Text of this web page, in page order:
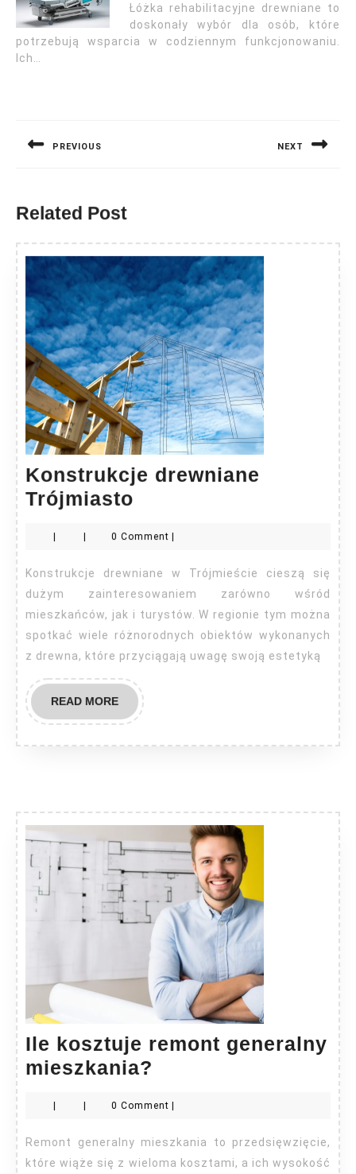
Łóżka rehabilitacyjne drewniane to
doskonały wybór dla osób, które
potrzebują wsparcia w codziennym funkcjonowaniu.
Ich…
PREVIOUS NEXT
Related Post
Konstrukcje drewniane
Trójmiasto
Trójmiasto
| | 0 Comment |
Konstrukcje drewniane w Trójmieście cieszą się
dużym zainteresowaniem zarówno wśród
mieszkańców, jak i turystów. W regionie tym można
spotkać wiele różnorodnych obiektów wykonanych
z drewna, które przyciągają uwagę swoją estetyką
READ MOREREAD
MORE
Ile kosztuje remont generalny
mieszkania?
remont
generalny
mieszkania?
| | 0 Comment |
Remont generalny mieszkania to przedsięwzięcie,
które wiąże się z wieloma kosztami, a ich wysokość